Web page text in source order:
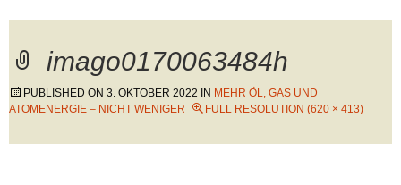
imago0170063484h
PUBLISHED ON 3. OKTOBER 2022 IN MEHR ÖL, GAS UND
ATOMENERGIE – NICHT WENIGER
FULL RESOLUTION (620 × 413)